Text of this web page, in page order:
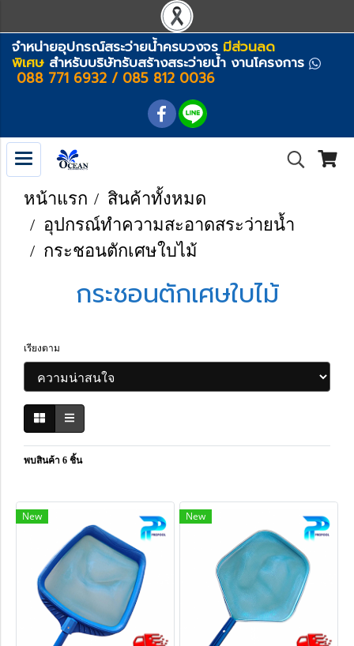
จำหน่ายอุปกรณ์สระว่ายน้ำครบวงจร มีส่วนลด
พิเศษ สำหรับบริษัทรับสร้างสระว่ายน้ำ งานโครงการ
088 771 6932 / 085 812 0036
หน้าแรก
สินค้าทั้งหมด
อุปกรณ์ทำความสะอาดสระว่ายน้ำ
กระชอนตักเศษใบไม้
กระชอนตักเศษใบไม้
เรียงตาม
พบสินค้า 6 ชิ้น
New New